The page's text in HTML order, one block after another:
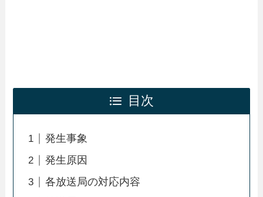
目次
発生事象
発生原因
各放送局の対応内容